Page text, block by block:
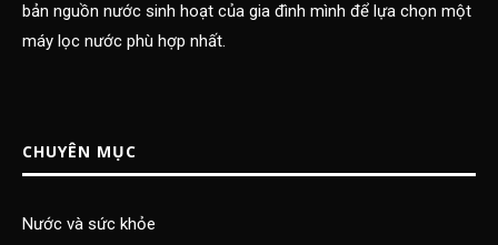
bản nguồn nước sinh hoạt của gia đình mình để lựa chọn một
máy lọc nước phù hợp nhất.
CHUYÊN MỤC
Nước và sức khỏe